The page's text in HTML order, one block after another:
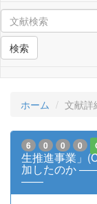
検索
ホーム 文献詳
6 0 0 0
生推進事業」
加したのか
――